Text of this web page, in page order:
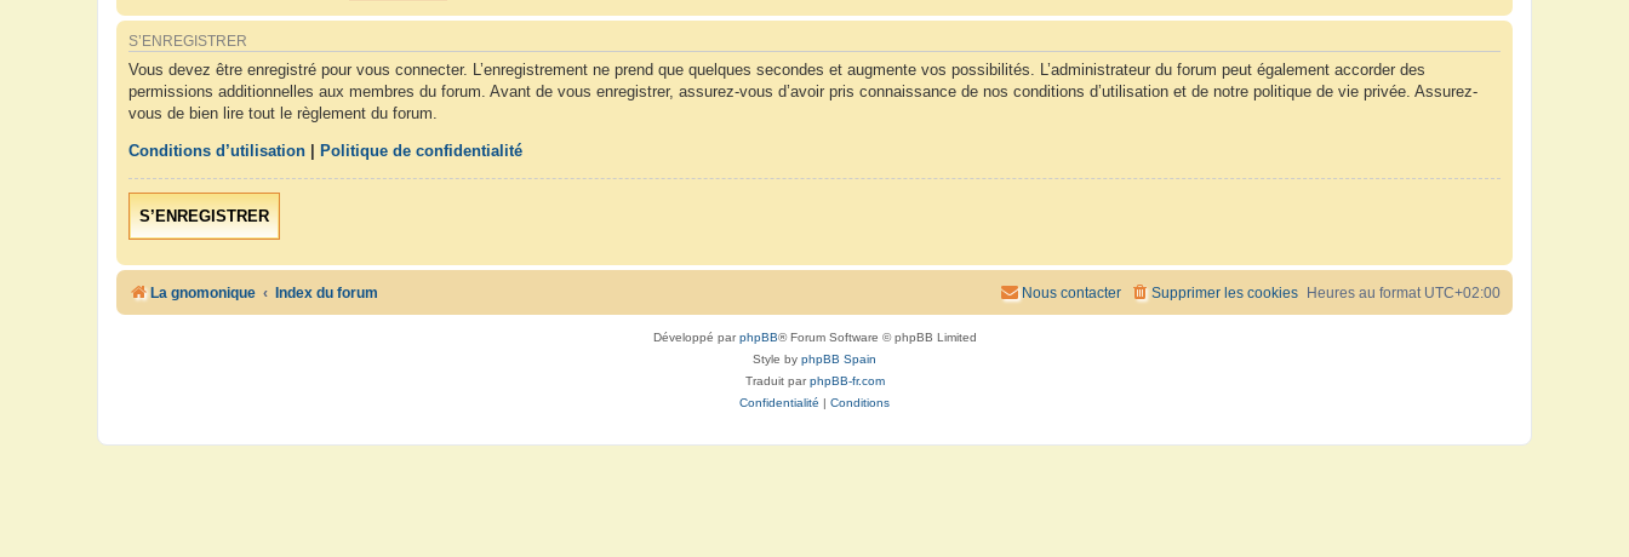
S’ENREGISTRER
Vous devez être enregistré pour vous connecter. L’enregistrement ne prend que quelques secondes et augmente vos possibilités. L’administrateur du forum peut également accorder des
permissions additionnelles aux membres du forum. Avant de vous enregistrer, assurez-vous d’avoir pris connaissance de nos conditions d’utilisation et de notre politique de vie privée. Assurez-
vous de bien lire tout le règlement du forum.
Conditions d’utilisation Politique de confidentialité
S’ENREGISTRER
La gnomonique Index du forum Heures au format UTC+02:00
Supprimer les cookies
Nous contacter
Développé parphpBB® Forum Software © phpBB Limited
Style by phpBB Spain
Traduit parphpBB-fr.com
Confidentialité
Conditions